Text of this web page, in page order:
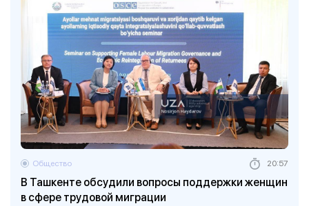
В Ташкенте обсудили вопросы поддержки женщин
в сфере трудовой миграции
Общество 20:57